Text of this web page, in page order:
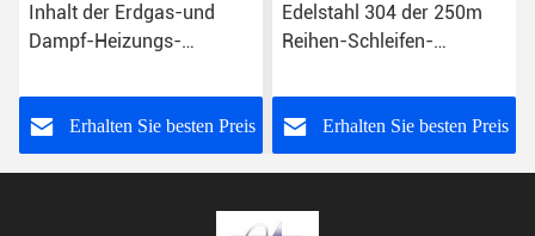
Inhalt der Erdgas-und
Dampf-Heizungs-
Schleifen-Dampfer-
Maschinen-250m
Erhalten Sie besten Preis
Edelstahl 304 der 250m
Reihen-Schleifen-
30KW
Erhalten Sie besten Preis